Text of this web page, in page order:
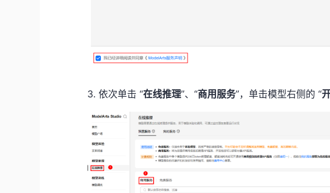
3. 依次单击 “在线推理”、“商用服务”，单击模型右侧的 “